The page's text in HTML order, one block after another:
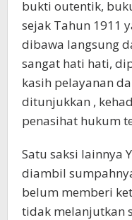
bukti outentik,
sejak Tahun 1911
dibawa langsung
sangat hati hati,
kasih pelayanan
ditunjukkan ,
penasihat hukum
Satu saksi lainnya
diambil
belum memberi
tidak melanjutkan